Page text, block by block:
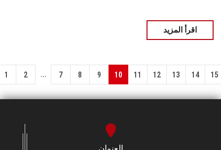
اقرأ المزيد
1 2 ... 7 8 9 10 11 12 13 14 15